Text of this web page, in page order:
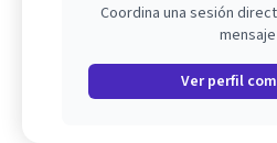
Coordina una sesión
mensaje
Ver perfil